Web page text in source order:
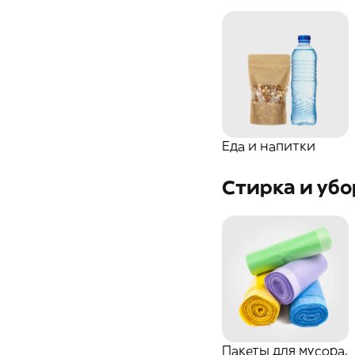
Еда и напитки
Стирка и
Пакеты для мусора.